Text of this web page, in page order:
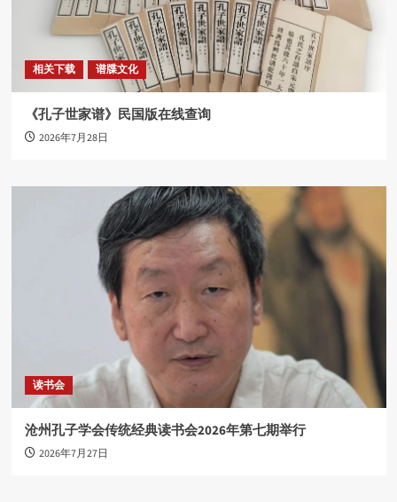
相关下载 谱牒文化
《孔子世家谱》民国版在线查询
2026年7月28日
读书会
沧州孔子学会传统经典读书会2026年第七期举行
2026年7月27日